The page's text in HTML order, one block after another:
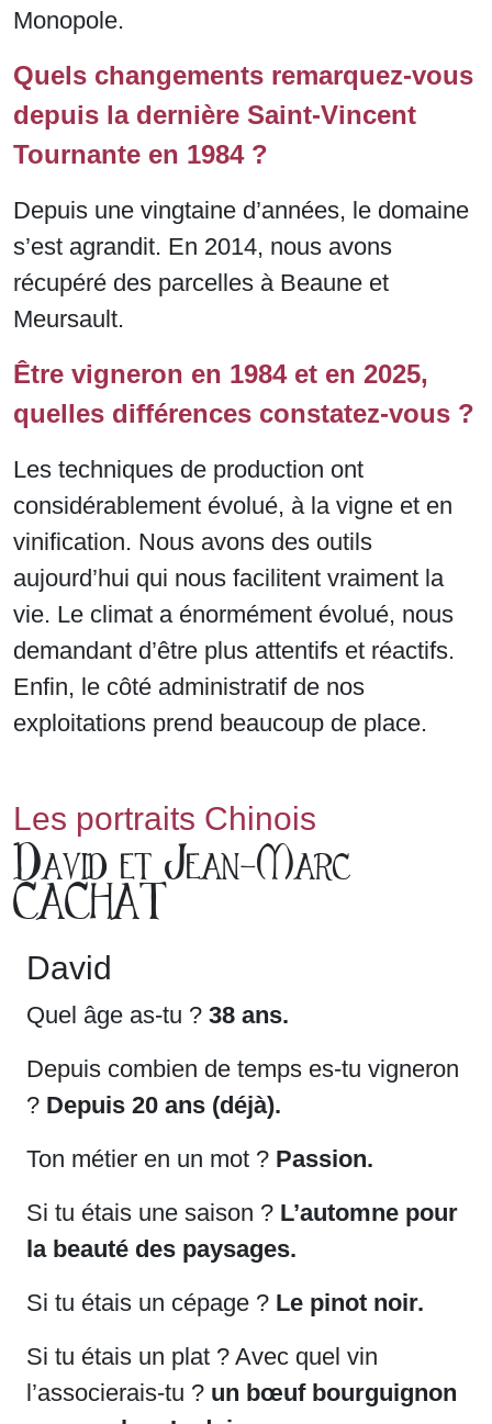
Monopole.
Quels changements remarquez-vous
depuis la dernière Saint-Vincent
Tournante en 1984 ?
Depuis une vingtaine d’années, le domaine
s’est agrandit. En 2014, nous avons
récupéré des parcelles à Beaune et
Meursault.
Être vigneron en 1984 et en 2025,
quelles différences constatez-vous ?
Les techniques de production ont
considérablement évolué, à la vigne et en
vinification. Nous avons des outils
aujourd’hui qui nous facilitent vraiment la
vie. Le climat a énormément évolué, nous
demandant d’être plus attentifs et réactifs.
Enfin, le côté administratif de nos
exploitations prend beaucoup de place.
Les portraits Chinois
David et Jean-Marc
CACHAT
David
Quel âge as-tu ? 38 ans.
Depuis combien de temps es-tu vigneron
? Depuis 20 ans (déjà).
Ton métier en un mot ? Passion.
Si tu étais une saison ? L’automne pour
la beauté des paysages.
Si tu étais un cépage ? Le pinot noir.
Si tu étais un plat ? Avec quel vin
l’associerais-tu ? un bœuf bourguignon